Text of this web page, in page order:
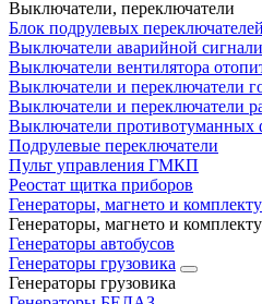
Выключатели, переключатели
Блок подрулевых переключателей
Выключатели аварийной
Выключатели вентилятора
Выключатели и переключатели
Выключатели и переключатели
Выключатели противотуманных
Подрулевые переключатели
Пульт управления ГМКП
Реостат щитка приборов
Генераторы, магнето и
Генераторы, магнето и
Генераторы автобусов
Генераторы грузовика
Генераторы грузовика